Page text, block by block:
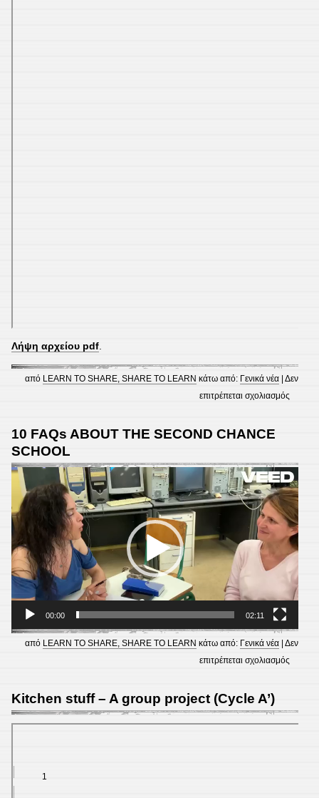
Λήψη αρχείου pdf
από LEARN TO SHARE, SHARE TO LEARN κάτω από: Γενικά νέα |Δεν
επιτρέπεται σχολιασμός
healthy
A
group
project
by
B’
10 FAQs ABOUT THE SECOND CHANCE
SCHOOL
Πρόγραμμα
Αναπαραγωγής
Βίντεο
00:00 02:11
από LEARN TO SHARE, SHARE TO LEARN κάτω από: Γενικά νέα |Δεν
επιτρέπεται σχολιασμός
ABOUT
Kitchen stuff – A group project (Cycle A’)